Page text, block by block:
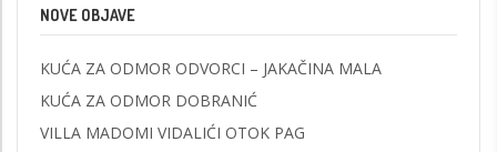
NOVE OBJAVE
KUĆA ZA ODMOR ODVORCI – JAKAČINA MALA
KUĆA ZA ODMOR DOBRANIĆ
VILLA MADOMI VIDALIĆI OTOK PAG